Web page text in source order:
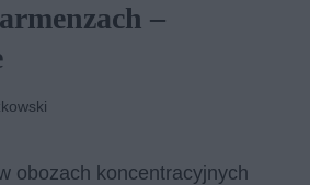
–
obozach koncentracyjnych